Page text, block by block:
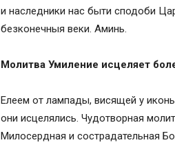
и наследники нас быти сподоби
безконечныя веки. Аминь.
Молитва Умиление исцеляет
Елеем от лампады, висящей у
они исцелялись. Чудотворная
Милосердная и сострадательная